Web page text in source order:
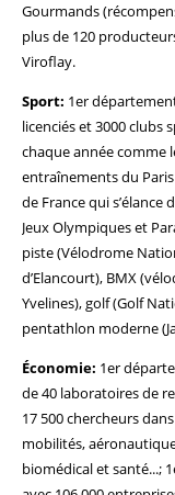
Gourmands
plus de 120
Viroflay.
Sport: 1er
licenciés et 3000
chaque année comme
entraînements du
de France qui s’élance
Jeux Olympiques et
piste (Vélodrome
d’Elancourt), BMX
Yvelines), golf (Golf
pentathlon moderne
Économie: 1er
de 40 laboratoires de
17 500 chercheurs
mobilités,
biomédical et santé...;